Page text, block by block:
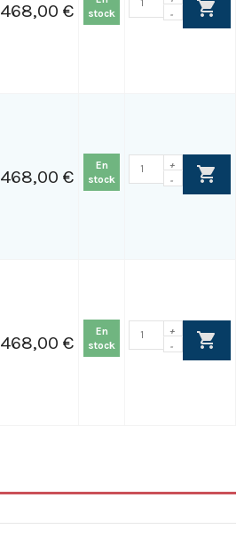
468,00 €
stock
-
468,00 €
En
stock
+
-
468,00 €
En
stock
+
-